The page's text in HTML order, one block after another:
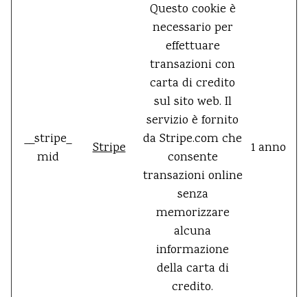
__stripe_
mid
Stripe
Questo cookie è
necessario per
effettuare
transazioni con
carta di credito
sul sito web. Il
servizio è fornito
da Stripe.com che
consente
transazioni online
senza
memorizzare
alcuna
informazione
della carta di
credito.
1 anno